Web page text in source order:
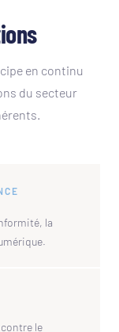
en continu
du secteur
la
le